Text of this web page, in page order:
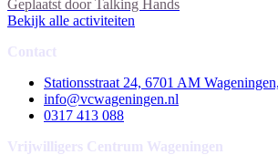
Geplaatst door Talking Hands
Bekijk alle activiteiten
Contact
Stationsstraat 24, 6701 AM
info@vcwageningen.nl
0317 413 088
Vrijwilligers Centrum Wageningen